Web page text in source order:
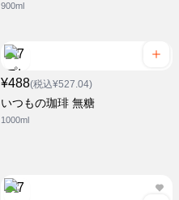
900ml
¥488(税込¥527.04)
いつもの珈琲 無糖
1000ml